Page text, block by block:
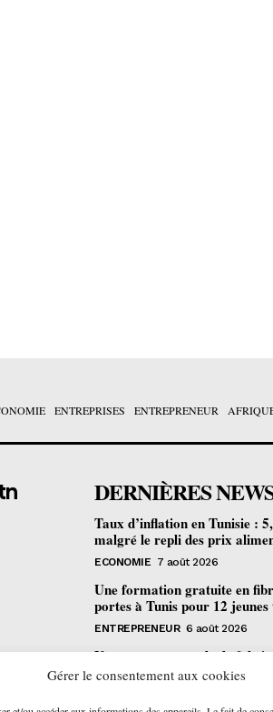
Gérer le consentement aux cookies
ENTREPRISES ENTREPRENEUR
DERNIÈRES
Taux d’inflation en Tunisie :
malgré le repli des prix
ECONOMIE 7 août 2026
Une formation gratuite en
portes à Tunis pour 12 jeunes
ENTREPRENEUR 6 août 2026
Un nouveau procédé de
pharmaceutique en flux